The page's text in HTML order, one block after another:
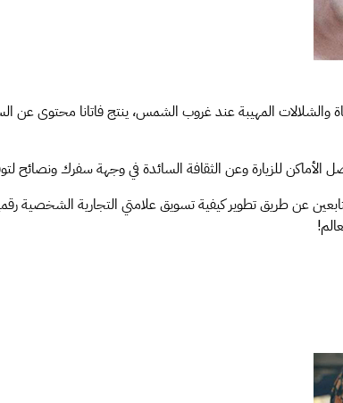
والشلالات المهيبة عند غروب الشمس، ينتج فاتانا محتوى عن
الأماكن للزيارة وعن الثقافة السائدة في وجهة سفرك
عن طريق تطوير كيفية تسويق علامتي التجارية